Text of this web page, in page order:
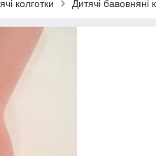
колготки Дитячі бавовняні